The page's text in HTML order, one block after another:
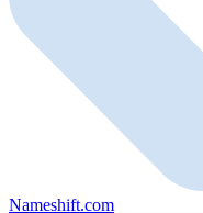
Nameshift.com